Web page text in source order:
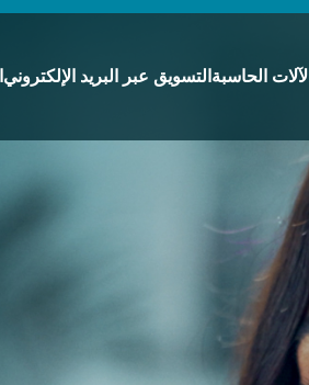
التسويق عبر البريد الإلكتروني الآلات الحاسبة